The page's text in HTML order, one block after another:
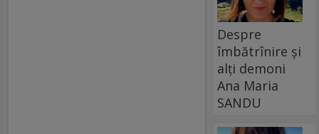
Despre
îmbătrînire și
alți demoni
Ana Maria
SANDU